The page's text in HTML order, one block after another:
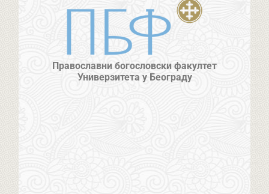
Православни богословски факултет
Универзитета у Београду